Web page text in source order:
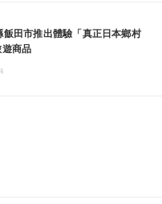
飯田市推出體驗「真正日本鄉村
商品